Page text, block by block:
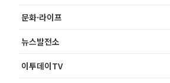
문화·라이프
뉴스발전소
이투데이TV